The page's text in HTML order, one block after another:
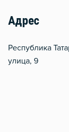
Адрес
Республика
улица, 9